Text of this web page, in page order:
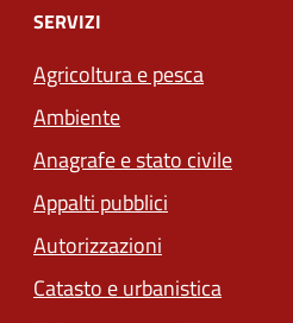
SERVIZI
Agricoltura e pesca
Ambiente
Anagrafe e stato civile
Appalti pubblici
Autorizzazioni
Catasto e urbanistica